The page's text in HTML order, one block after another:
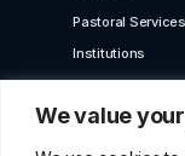
We value
Pastoral Services
Institutions
Bet Moroun
Contact us